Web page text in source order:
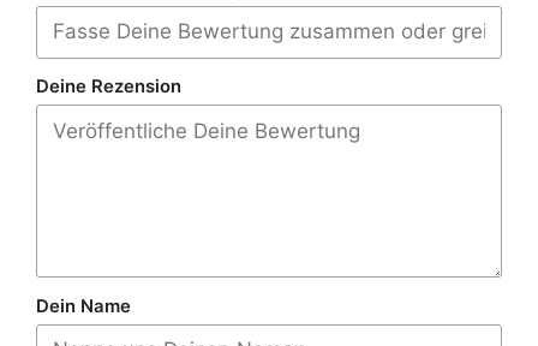
Deine Rezension
Dein Name